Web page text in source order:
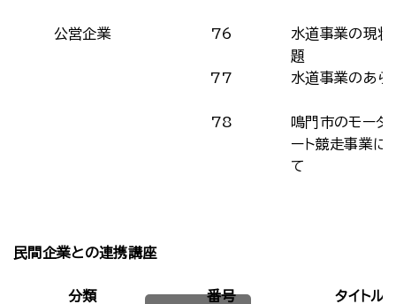
公営企業 76
水道事業の現状
題
77
水道事業のあら
78
鳴門市のモータ
ート競走事業に
て
民間企業との連携講座
分類 番号
タイトル